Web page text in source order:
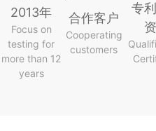
2013年
Focus on
testing for
more than 12
years
合作客户
Cooperating
customers
专